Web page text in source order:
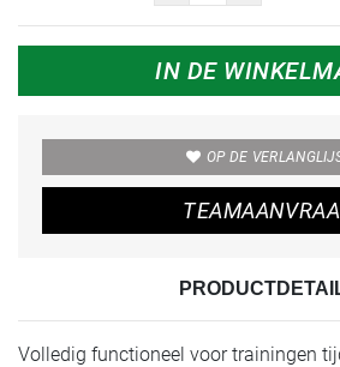
IN DE
OP DE
Volledig functioneel voor trainingen